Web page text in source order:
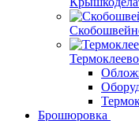
Брошюровка